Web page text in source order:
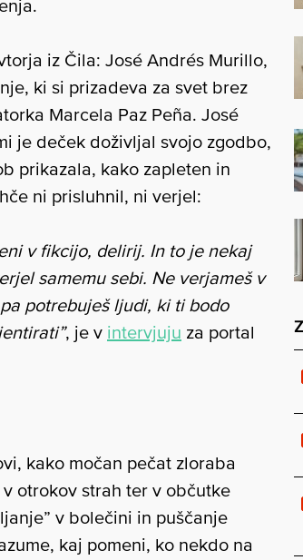
iz Čila: José Andrés Murillo,
ki si prizadeva za svet brez
Marcela Paz Peña. José
je deček doživljal svojo zgodbo,
prikazala, kako zapleten in
ni prisluhnil, ni verjel:
v fikcijo, delirij. In to je nekaj
samemu sebi. Ne verjameš v
potrebuješ ljudi, ki ti bodo
, je v intervjuju za portal
kako močan pečat zloraba
otrokov strah ter v občutke
v bolečini in puščanje
kaj pomeni, ko nekdo na